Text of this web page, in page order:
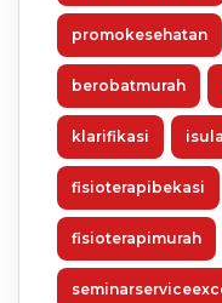
promokesehatan
berobatmurah
klarifikasi
fisioterapibekasi
fisioterapimurah